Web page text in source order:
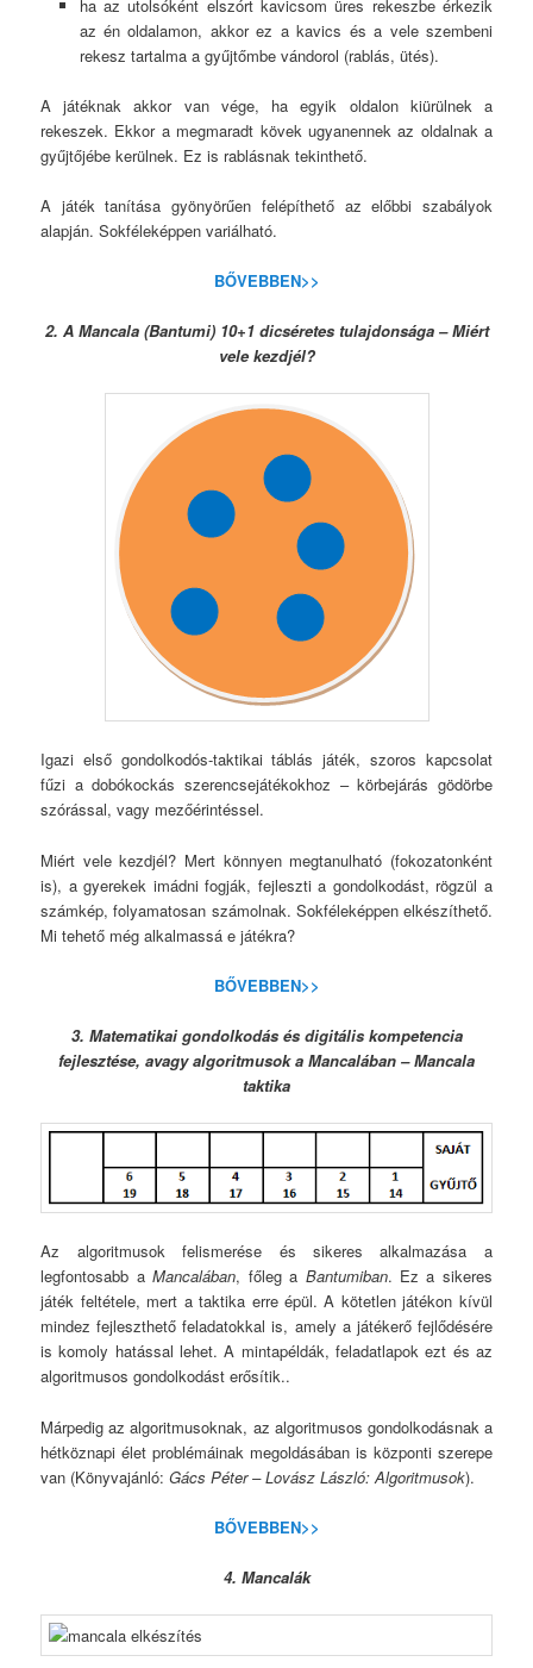
ha az utolsóként elszórt kavicsom üres rekeszbe érkezik
az én oldalamon, akkor ez a kavics és a vele szembeni
rekesz tartalma a gyűjtőmbe vándorol (rablás, ütés).
A játéknak akkor van vége, ha egyik oldalon kiürülnek a
rekeszek. Ekkor a megmaradt kövek ugyanennek az oldalnak a
gyűjtőjébe kerülnek. Ez is rablásnak tekinthető.
A játék tanítása gyönyörűen felépíthető az előbbi szabályok
alapján. Sokféleképpen variálható.
BŐVEBBEN>>
2. A Mancala (Bantumi) 10+1 dicséretes tulajdonsága – Miért
vele kezdjél?
Igazi első gondolkodós-taktikai táblás játék, szoros kapcsolat
fűzi a dobókockás szerencsejátékokhoz – körbejárás gödörbe
szórással, vagy mezőérintéssel.
Miért vele kezdjél? Mert könnyen megtanulható (fokozatonként
is), a gyerekek imádni fogják, fejleszti a gondolkodást, rögzül a
számkép, folyamatosan számolnak. Sokféleképpen elkészíthető.
Mi tehető még alkalmassá e játékra?
BŐVEBBEN>>
3. Matematikai gondolkodás és digitális kompetencia
fejlesztése, avagy algoritmusok a Mancalában – Mancala
taktika
Az algoritmusok felismerése és sikeres alkalmazása a
legfontosabb aMancalában, főleg a Bantumiban. Ez a sikeres
játék feltétele, mert a taktika erre épül. A kötetlen játékon kívül
mindez fejleszthető feladatokkal is, amely a játékerő fejlődésére
is komoly hatással lehet. A mintapéldák, feladatlapok ezt és az
algoritmusos gondolkodást erősítik..
Márpedig az algoritmusoknak, az algoritmusos gondolkodásnak a
hétköznapi élet problémáinak megoldásában is központi szerepe
van (Könyvajánló:Gács Péter – Lovász László: Algoritmusok).
BŐVEBBEN>>
4. Mancalák